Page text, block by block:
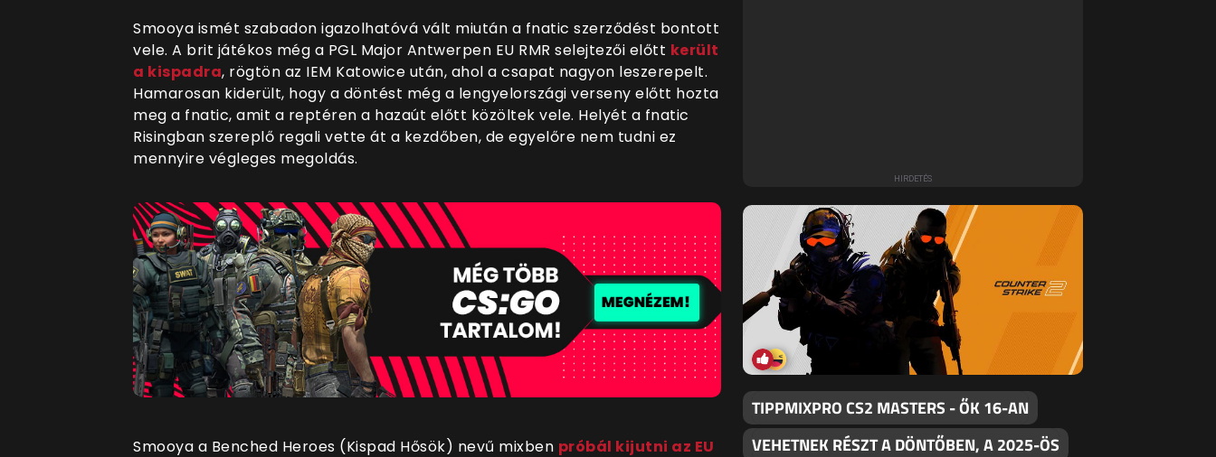
Smooya ismét szabadon igazolhatóvá vált miután a fnatic szerződést bontott
vele. A brit játékos még a PGL Major Antwerpen EU RMR selejtezői előtt került
a kispadra, rögtön az IEM Katowice után, ahol a csapat nagyon leszerepelt.
Hamarosan kiderült, hogy a döntést még a lengyelországi verseny előtt hozta
meg a fnatic, amit a reptéren a hazaút előtt közöltek vele. Helyét a fnatic
Risingban szereplő regali vette át a kezdőben, de egyelőre nem tudni ez
mennyire végleges megoldás.
Smooya a Benched Heroes (Kispad Hősök) nevű mixben próbál kijutni az EU
TIPPMIXPRO CS2 MASTERS - ŐK 16-AN
VEHETNEK RÉSZT A DÖNTŐBEN, A 2025-ÖS